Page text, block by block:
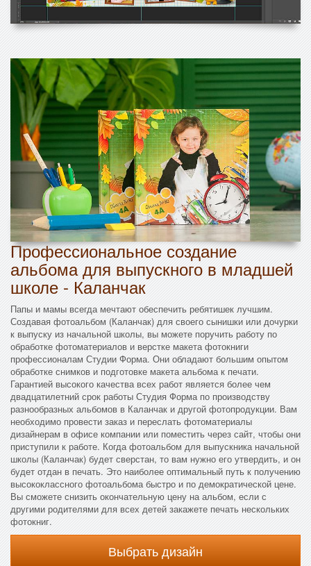
Профессиональное создание
альбома для выпускного в младшей
школе - Каланчак
Папы и мамы всегда мечтают обеспечить ребятишек лучшим.
Создавая фотоальбом (Каланчак) для своего сынишки или дочурки
к выпуску из начальной школы, вы можете поручить работу по
обработке фотоматериалов и верстке макета фотокниги
профессионалам Студии Форма. Они обладают большим опытом
обработке снимков и подготовке макета альбома к печати.
Гарантией высокого качества всех работ является более чем
двадцатилетний срок работы Студия Форма по производству
разнообразных альбомов в Каланчак и другой фотопродукции. Вам
необходимо провести заказ и переслать фотоматериалы
дизайнерам в офисе компании или поместить через сайт, чтобы они
приступили к работе. Когда фотоальбом для выпускника начальной
школы (Каланчак) будет сверстан, то вам нужно его утвердить, и он
будет отдан в печать. Это наиболее оптимальный путь к получению
высококлассного фотоальбома быстро и по демократической цене.
Вы сможете снизить окончательную цену на альбом, если с
другими родителями для всех детей закажете печать нескольких
фотокниг.
Выбрать дизайн